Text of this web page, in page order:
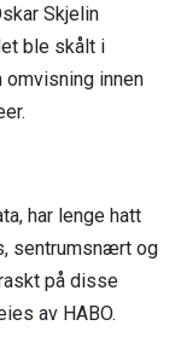
Skjelin
ble skålt i
innen
har lenge hatt
sentrumsnært og
på disse
av HABO.